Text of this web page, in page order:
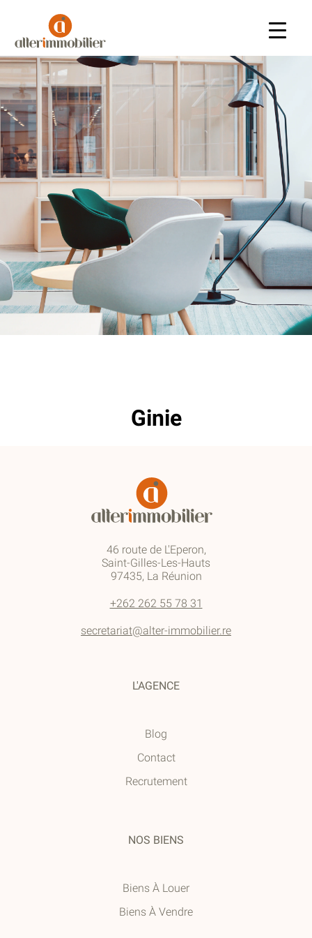
Ginie
46 route de L'Eperon,
Saint-Gilles-Les-Hauts
97435, La Réunion
+262 262 55 78 31
secretariat@alter-immobilier.re
L'AGENCE
Blog
Contact
Recrutement
NOS BIENS
Biens À Louer
Biens À Vendre